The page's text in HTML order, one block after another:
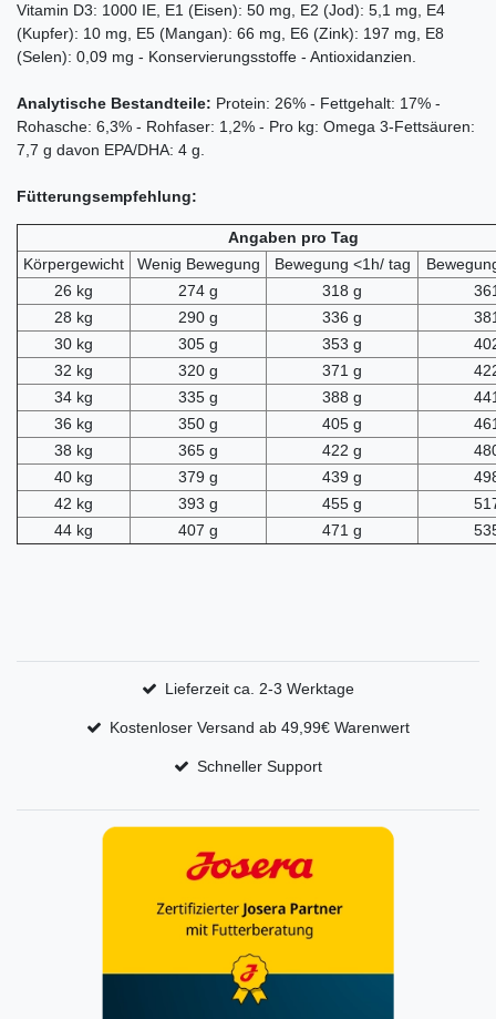
Vitamin D3: 1000 IE, E1 (Eisen): 50 mg, E2 (Jod): 5,1 mg, E4
(Kupfer): 10 mg, E5 (Mangan): 66 mg, E6 (Zink): 197 mg, E8
(Selen): 0,09 mg - Konservierungsstoffe - Antioxidanzien.
Analytische Bestandteile: Protein: 26% - Fettgehalt: 17% -
Rohasche: 6,3% - Rohfaser: 1,2% - Pro kg: Omega 3-Fettsäuren:
7,7 g davon EPA/DHA: 4 g.
Fütterungsempfehlung:
Angaben pro Tag
Körpergewicht
Wenig Bewegung Bewegung <1h/ tag
26 kg
274 g 318 g
28 kg
290 g 336 g
30 kg
305 g 353 g
32 kg
320 g 371 g
34 kg
335 g 388 g
36 kg
350 g 405 g
38 kg
365 g 422 g
40 kg
379 g 439 g
42 kg
393 g 455 g
44 kg
407 g 471 g
Lieferzeit ca. 2-3 Werktage
Kostenloser Versand ab 49,99€ Warenwert
Schneller Support